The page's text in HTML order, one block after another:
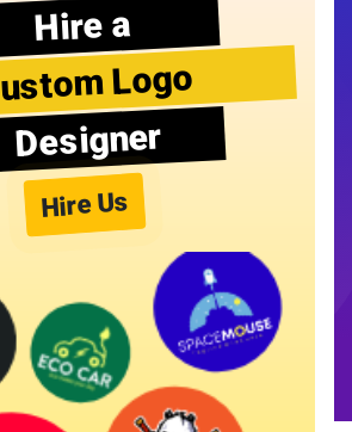
Hire a
Logo
Designer
Hire Us